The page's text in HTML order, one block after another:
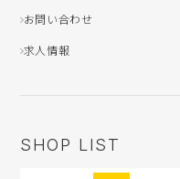
お問い合わせ
求人情報
SHOP LIST